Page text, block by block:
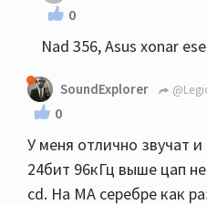
0
Nad 356, Asus xonar
SoundExplorer
0
У меня отлично звучат
24бит 96кГц выше цап
cd. На МА серебре как